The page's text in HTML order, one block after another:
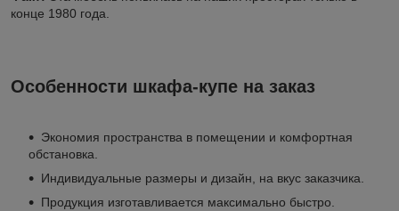
конце 1980 года.
Особенности шкафа-купе на заказ
Экономия пространства в помещении и комфортная
обстановка.
Индивидуальные размеры и дизайн, на вкус заказчика.
Продукция изготавливается максимально быстро.